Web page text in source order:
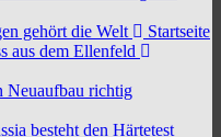
gehört die Welt
Startseite
aus dem Ellenfeld
Neuaufbau richtig
besteht den Härtetest